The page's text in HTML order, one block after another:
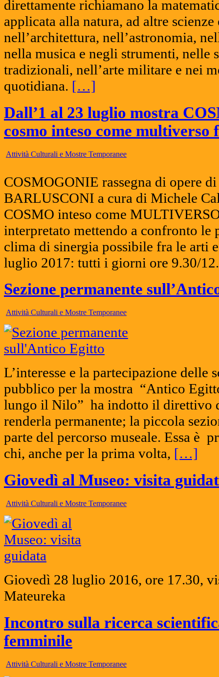
direttamente richiamano la
applicata alla natura, ad altre
nell’architettura, nell’astronomia,
nella musica e negli strumenti, nelle
tradizionali, nell’arte militare e nei
quotidiana. […]
Dall’1 al 23 luglio mostra
cosmo inteso come multiverso
Attività Culturali e Mostre Temporanee
COSMOGONIE rassegna di opere
BARLUSCONI a cura di Michele
COSMO inteso come
interpretato mettendo a confronto le
clima di sinergia possibile fra le arti
luglio 2017: tutti i giorni ore 9.30/
Sezione permanente
Attività Culturali e Mostre Temporanee
L’interesse e la partecipazione delle
pubblico per la mostra “Antico
lungo il Nilo” ha indotto il direttivo
renderla permanente; la piccola
parte del percorso museale. Essa è
chi, anche per la prima volta, […]
Giovedì al Museo: visita
Attività Culturali e Mostre Temporanee
Giovedì 28 luglio 2016, ore 17.30,
Mateureka
Incontro sulla ricerca
femminile
Attività Culturali e Mostre Temporanee